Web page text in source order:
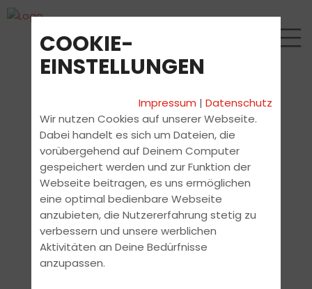
COOKIE-
EINSTELLUNGEN
Impressum |Datenschutz
Wir nutzen Cookies auf unserer Webseite.
Dabei handelt es sich um Dateien, die
vorübergehend auf Deinem Computer
gespeichert werden und zur Funktion der
Webseite beitragen, es uns ermöglichen
eine optimal bedienbare Webseite
anzubieten, die Nutzererfahrung stetig zu
verbessern und unsere werblichen
Aktivitäten an Deine Bedürfnisse
anzupassen.